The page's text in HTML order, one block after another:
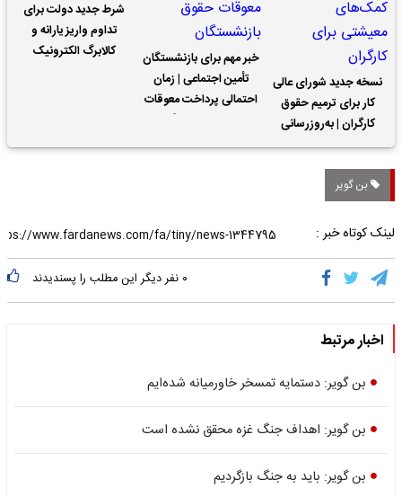
نسخه جدید شورای عالی
کار برای ترمیم حقوق
کارگران | به‌روزرسانی
کمک‌های معیشتی برای
کارگران
خبر مهم برای بازنشستگان
تأمین اجتماعی | زمان
احتمالی پرداخت معوقات
شرط جدید دولت برای
تداوم واریز یارانه و
کالابرگ الکترونیک
بن گویر
لینک کوتاه خبر :
۰ نفر دیگر این مطلب را پسندیدند
اخبار مرتبط
بن گویر: دستمایه تمسخر خاورمیانه شده‌ایم
بن گویر: اهداف جنگ غزه محقق نشده است
بن گویر: باید به جنگ بازگردیم